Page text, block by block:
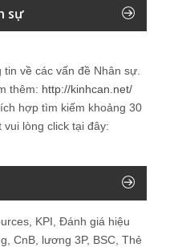
sự
tin về các vấn đề Nhân sự
thêm: http://kinhcan.net/
hợp tìm kiếm khoảng 30
vui lòng click tại đây:
KPI, Đánh giá hiệu
CnB, lương 3P, BSC, Thẻ